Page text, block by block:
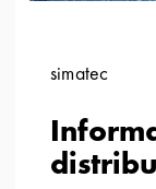
simatec